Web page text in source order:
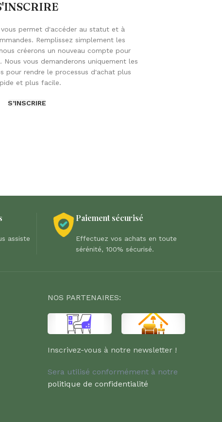
permet d'accéder au statut et à
Remplissez simplement les
créerons un nouveau compte pour
Nous vous demanderons uniquement les
pour rendre le processus d'achat plus
et plus facile.
S’INSCRIRE
assiste
Paiement sécurisé
Effectuez vos achats en toute
sérénité, 100% sécurisé.
NOS PARTENAIRES:
Inscrivez-vous à notre newsletter !
Sera utilisé conformément à notre
politique de confidentialité